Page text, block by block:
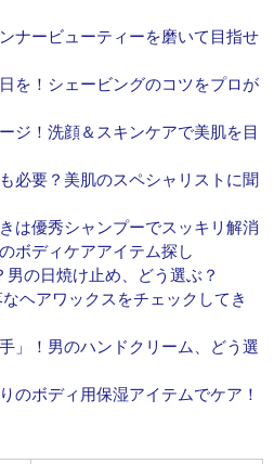
ナービューティーを磨いて目指せ
を！シェービングのコツをプロが
ジ！洗顔＆スキンケアで美肌を目
必要？美肌のスペシャリストに聞
は優秀シャンプーでスッキリ解消
ボディケアアイテム探し
の日焼け止め、どう選ぶ？
ヘアワックスをチェックしてき
」！男のハンドクリーム、どう選
のボディ用保湿アイテムでケア！